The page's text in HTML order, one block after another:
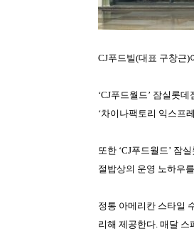
CJ푸드빌(대표 구창근)
‘CJ푸드월드’ 잠실롯데
‘차이나팩토리 익스프
또한 ‘CJ푸드월드’ 잠
절밥상의 운영 노하우
정통 아메리칸 스타일
리해 제공한다. 매달 스